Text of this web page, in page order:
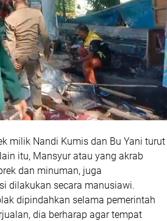
milik Nandi Kumis dan Bu Yani turut
itu, Mansyur atau yang akrab
dan minuman, juga
dilakukan secara manusiawi.
dipindahkan selama pemerintah
dia berharap agar tempat